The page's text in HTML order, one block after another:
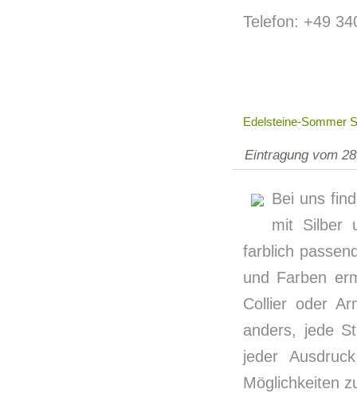
Telefon: +49
Edelsteine-Sommer
Eintragung vom
Bei uns
mit Silber
farblich
und Farben
Collier oder
anders, jede
jeder
Möglichkeiten